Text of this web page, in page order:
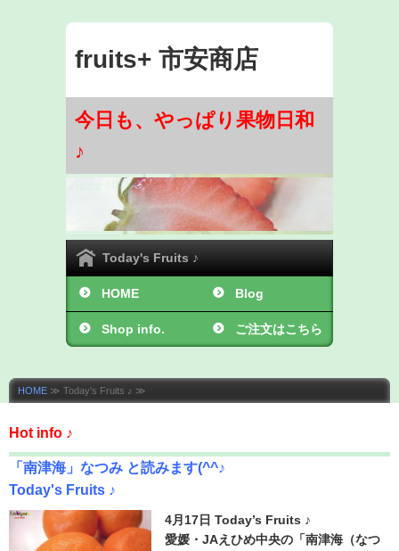
fruits+ 市安商店
今日も、やっぱり果物日和
♪
Today's Fruits ♪
HOME Blog
Shop info. ご注文はこちら
HOME ≫ Today's Fruits ♪ ≫
Hot info ♪
「南津海」なつみ と読みます(^^♪
Today's Fruits ♪
4月17日 Today’s Fruits ♪
愛媛・JAえひめ中央の「南津海（なつ